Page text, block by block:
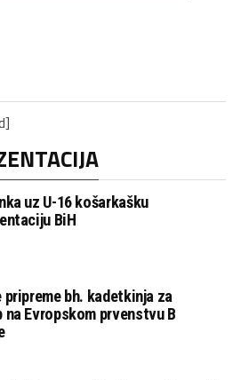
uz U-16 košarkašku
BiH
pripreme bh. kadetkinja za
na Evropskom prvenstvu B